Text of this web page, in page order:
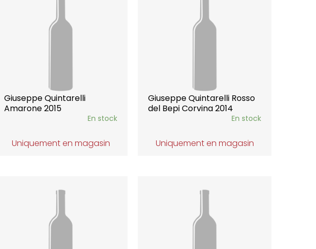
Giuseppe Quintarelli
Amarone 2015
En stock
Uniquement en magasin
Giuseppe Quintarelli Rosso
del Bepi Corvina 2014
En stock
Uniquement en magasin